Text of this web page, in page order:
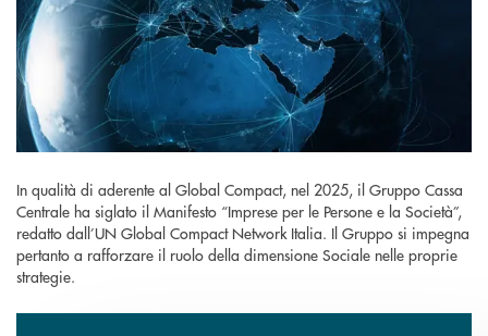
In qualità di aderente al Global Compact, nel 2025, il Gruppo Cassa
Centrale ha siglato il Manifesto “Imprese per le Persone e la Società”,
redatto dall’UN Global Compact Network Italia. Il Gruppo si impegna
pertanto a rafforzare il ruolo della dimensione Sociale nelle proprie
strategie.